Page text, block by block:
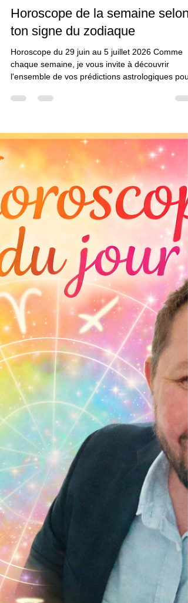
Nicolas Duquerroy
29 juin
5 min de lecture
Horoscope de la semaine selon
ton signe du zodiaque
Horoscope du 29 juin au 5 juillet 2026 Comme
Duquerroy Horoscope du médium Nicolas
Duquerroy Horoscope de la semaine ♈
Horoscope Bélier : Cette semaine vous
encouragera à avancer avec davantage de
confiance, même si certains ajustements seront
encore nécessaires avant de lancer un nouve